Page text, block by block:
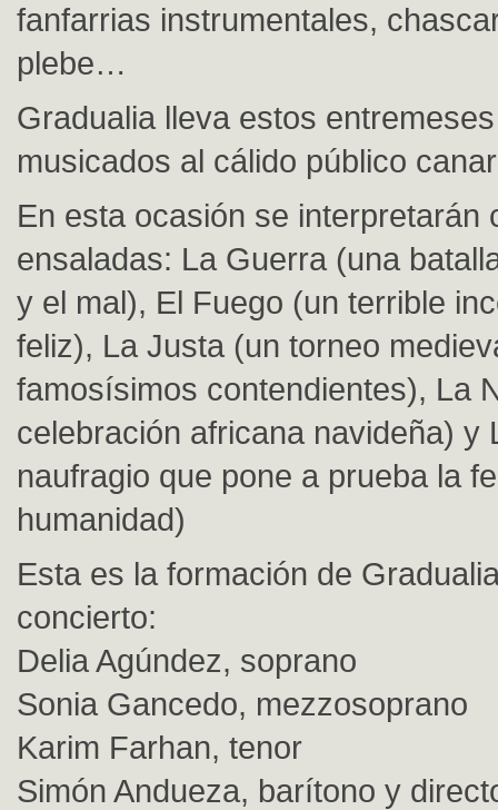
fanfarrias instrumentales,
plebe…
Gradualia lleva estos
musicados al cálido público
En esta ocasión se interpretarán
ensaladas: La Guerra (una
y el mal), El Fuego (un terrible
feliz), La Justa (un torneo
famosísimos contendientes), La
celebración africana navideña) y
naufragio que pone a prueba la
humanidad)
Esta es la formación de
concierto:
Delia Agúndez, soprano
Sonia Gancedo, mezzosoprano
Karim Farhan, tenor
Simón Andueza, barítono y